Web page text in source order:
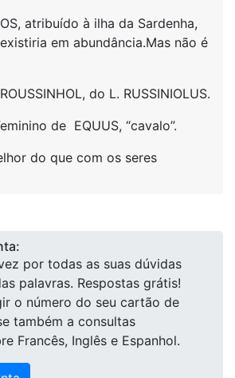
atribuído à ilha da Sardenha,
em abundância.Mas não é
do L. RUSSINIOLUS.
de EQUUS, “cavalo”.
do que com os seres
por todas as suas dúvidas
palavras. Respostas grátis!
o número do seu cartão de
também a consultas
Francês, Inglês e Espanhol.